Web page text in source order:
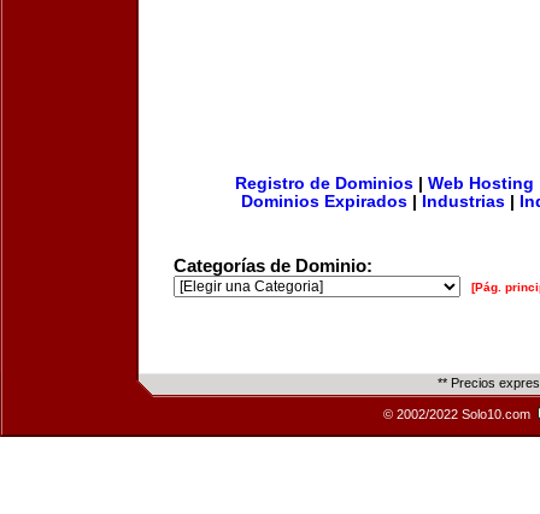
Registro de Dominios| Web Hosting
Dominios Expirados
Industrias
Categorías de Dominio:
[Pág.
** Precios
© 2002/2022 Solo10.com